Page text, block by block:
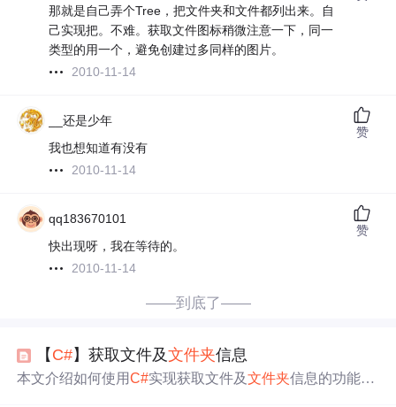
那就是自己弄个Tree，把文件夹和文件都列出来。自
己实现把。不难。获取文件图标稍微注意一下，同一
类型的用一个，避免创建过多同样的图片。
2010-11-14
__还是少年
我也想知道有没有
2010-11-14
赞
qq183670101
快出现呀，我在等待的。
2010-11-14
赞
——到底了——
【 C#】获取文件及文件夹信息
本文介绍如何使用C#实现获取文件及文件夹信息的功能。